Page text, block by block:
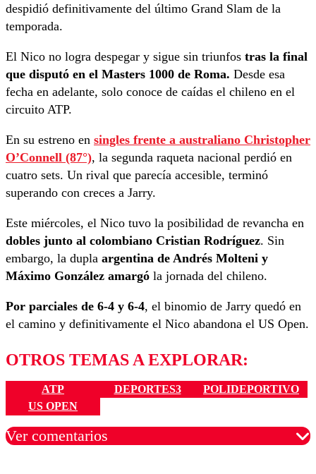
despidió definitivamente del último Grand Slam de la
temporada.
El Nico no logra despegar y sigue sin triunfos tras la final
que disputó en el Masters 1000 de Roma. Desde esa
fecha en adelante, solo conoce de caídas el chileno en el
circuito ATP.
En su estreno en singles frente a australiano Christopher
O’Connell (87°), la segunda raqueta nacional perdió en
cuatro sets. Un rival que parecía accesible, terminó
superando con creces a Jarry.
Este miércoles, el Nico tuvo la posibilidad de revancha en
dobles junto al colombiano Cristian Rodríguez. Sin
embargo, la dupla argentina de Andrés Molteni y
Máximo González amargó la jornada del chileno.
Por parciales de 6-4 y 6-4, el binomio de Jarry quedó en
el camino y definitivamente el Nico abandona el US Open.
OTROS TEMAS A EXPLORAR:
ATP DEPORTES3
POLIDEPORTIVO
US OPEN
Ver comentarios